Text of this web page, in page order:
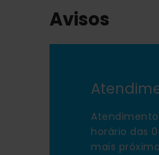
Avisos
horário das
mais